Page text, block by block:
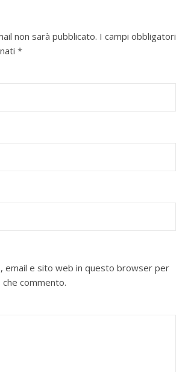
non sarà pubblicato. I campi obbligatori
*
email e sito web in questo browser per
commento.